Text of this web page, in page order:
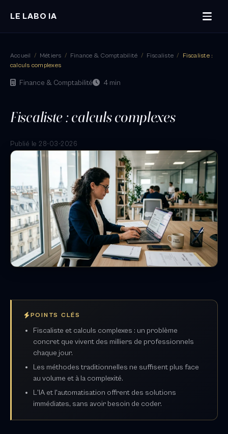
LE LABO IA
Accueil / Métiers / Finance & Comptabilité / Fiscaliste /
Fiscaliste :
calculs complexes
Finance & Comptabilité 4 min
Fiscaliste : calculs complexes
Publié le 28-03-2026
POINTS CLÉS
Fiscaliste et calculs complexes : un problème
concret que vivent des milliers de professionnels
chaque jour.
Les méthodes traditionnelles ne suffisent plus face
au volume et à la complexité.
L'IA et l'automatisation offrent des solutions
immédiates, sans avoir besoin de coder.